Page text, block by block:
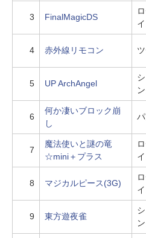
3 FinalMagicDS
4 赤外線リモコン
5 UP ArchAngel
6
何か凄いブロック崩
し
7
魔法使いと謎の竜
☆mini＋プラス
8 マジカルピース(3G)
9 東方遊夜雀